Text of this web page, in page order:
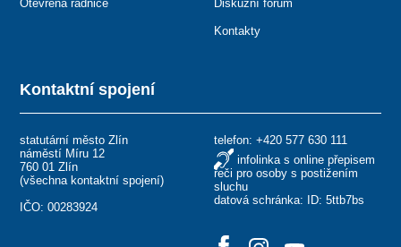
Kontaktní spojení
statutární město Zlín
náměstí Míru 12
760 01 Zlín
(všechna kontaktní spojení)
IČO: 00283924
telefon: +420 577 630 111
infolinka s online přepisem
řeči pro osoby s postižením
sluchu
datová schránka: ID: 5ttb7bs
Otevřená radnice Diskuzní fórum
Kontakty